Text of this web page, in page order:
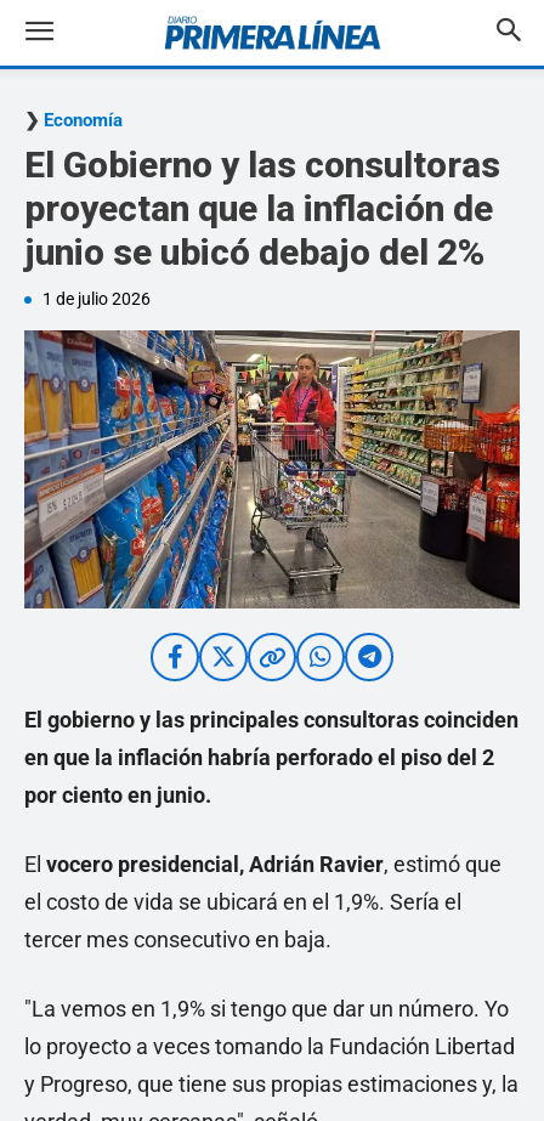
Economía
El Gobierno y las consultoras
proyectan que la inflación de
junio se ubicó debajo del 2%
1 de julio 2026
El gobierno y las principales consultoras coinciden
en que la inflación habría perforadoel piso del 2
por ciento en junio.
El vocero presidencial, Adrián Ravier, estimó que
el costo de vida se ubicará en el 1,9%. Sería el
tercer mes consecutivo en baja.
"La vemos en 1,9% si tengo que dar un número. Yo
lo proyecto a veces tomando la Fundación Libertad
y Progreso, que tiene sus propias estimaciones y, la